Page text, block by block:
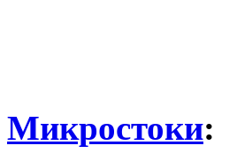
Микростоки: